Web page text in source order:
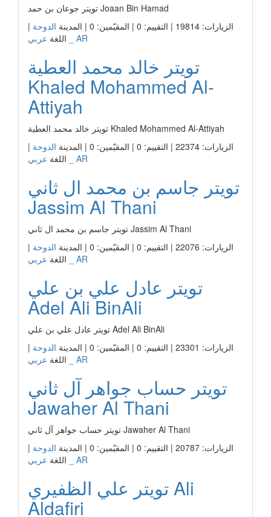
تويتر جوعان بن حمد Joaan Bin Hamad
الزيارات: 19814 | التقييم: 0 | المقيّمين: 0 | المدينة
الدوحة |
اللغة عربي _ AR
تويتر خالد محمد العطية
Khaled Mohammed Al-
Attiyah
تويتر خالد محمد العطية Khaled Mohammed Al-Attiyah
الزيارات: 22374 | التقييم: 0 | المقيّمين: 0 | المدينة
الدوحة |
اللغة عربي _ AR
تويتر جاسم بن محمد ال ثاني
Jassim Al Thani
تويتر جاسم بن محمد ال ثاني Jassim Al Thani
الزيارات: 22076 | التقييم: 0 | المقيّمين: 0 | المدينة
الدوحة |
اللغة عربي _ AR
تويتر عادل علي بن علي
Adel Ali BinAli
تويتر عادل علي بن علي Adel Ali BinAli
الزيارات: 23301 | التقييم: 0 | المقيّمين: 0 | المدينة
الدوحة |
اللغة عربي _ AR
تويتر حساب جواهر آل ثاني
Jawaher Al Thani
تويتر حساب جواهر آل ثاني Jawaher Al Thani
الزيارات: 20787 | التقييم: 0 | المقيّمين: 0 | المدينة
الدوحة |
اللغة عربي _ AR
تويتر علي الظفيري Ali
Aldafiri